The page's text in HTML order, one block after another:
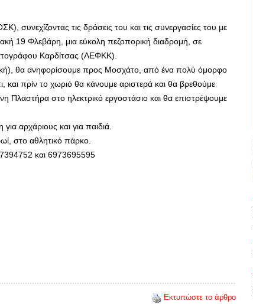
συνεχίζοντας τις δράσεις του και τις συνεργασίες του με
19 Φλεβάρη, μια εύκολη πεζοπορική διαδρομή, σε
Καρδίτσας (ΛΕΦΚΚ).
θα ανηφορίσουμε προς Μοσχάτο, από ένα πολύ όμορφο
πρίν το χωριό θα κάνουμε αριστερά και θα βρεθούμε
Πλαστήρα στο ηλεκτρικό εργοστάσιο και θα επιστρέψουμε
αρχάριους και για παιδιά.
στο αθλητικό πάρκο.
και 6973695595
Εκτυπώστε το άρθρο